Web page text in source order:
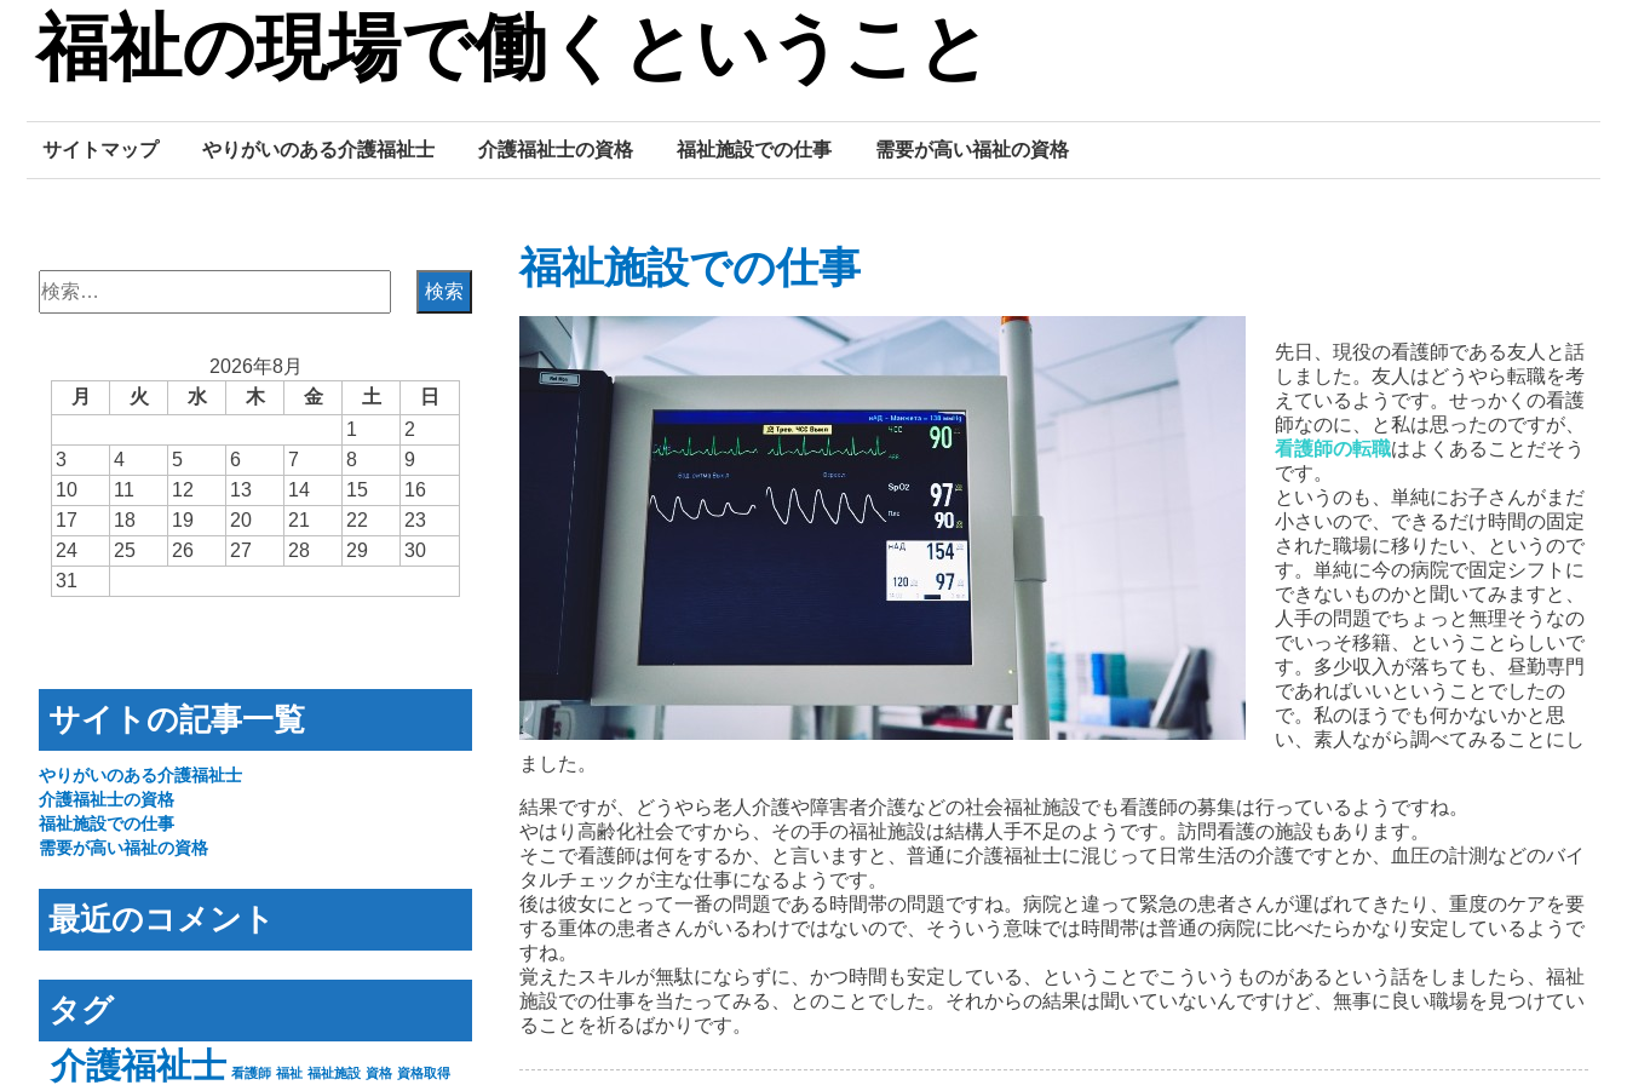
Skip
to
content
福祉の現場で働くということ
サイトマップ やりがいのある介護福祉士 介護福祉士の資格 福祉施設での仕事 需要が高い福祉の資格
福祉施設での仕事
先日、現役の看護師である友人と話
しました。友人はどうやら転職を考
えているようです。せっかくの看護
師なのに、と私は思ったのですが、
看護師の転職はよくあることだそう
です。
というのも、単純にお子さんがまだ
小さいので、できるだけ時間の固定
された職場に移りたい、というので
す。単純に今の病院で固定シフトに
できないものかと聞いてみますと、
人手の問題でちょっと無理そうなの
でいっそ移籍、ということらしいで
す。多少収入が落ちても、昼勤専門
であればいいということでしたの
で。私のほうでも何かないかと思
い、素人ながら調べてみることにし
ました。
結果ですが、どうやら老人介護や障害者介護などの社会福祉施設でも看護師の募集は行っているようですね。
やはり高齢化社会ですから、その手の福祉施設は結構人手不足のようです。訪問看護の施設もあります。
そこで看護師は何をするか、と言いますと、普通に介護福祉士に混じって日常生活の介護ですとか、血圧の計測などのバイ
タルチェックが主な仕事になるようです。
後は彼女にとって一番の問題である時間帯の問題ですね。病院と違って緊急の患者さんが運ばれてきたり、重度のケアを要
する重体の患者さんがいるわけではないので、そういう意味では時間帯は普通の病院に比べたらかなり安定しているようで
すね。
覚えたスキルが無駄にならずに、かつ時間も安定している、ということでこういうものがあるという話をしましたら、福祉
施設での仕事を当たってみる、とのことでした。それからの結果は聞いていないんですけど、無事に良い職場を見つけてい
ることを祈るばかりです。
検
索:
2026年8月
月
火 水 木 金 土
日
1
2
3
4 5 6 7 8
9
10
11 12 13 14 15
16
17
18 19 20 21 22
23
24
25 26 27 28 29
30
31
サイトの記事一覧
やりがいのある介護福祉士
介護福祉士の資格
福祉施設での仕事
需要が高い福祉の資格
最近のコメント
タグ
介護福祉士 看護師 福祉 福祉施設 資格 資格取得